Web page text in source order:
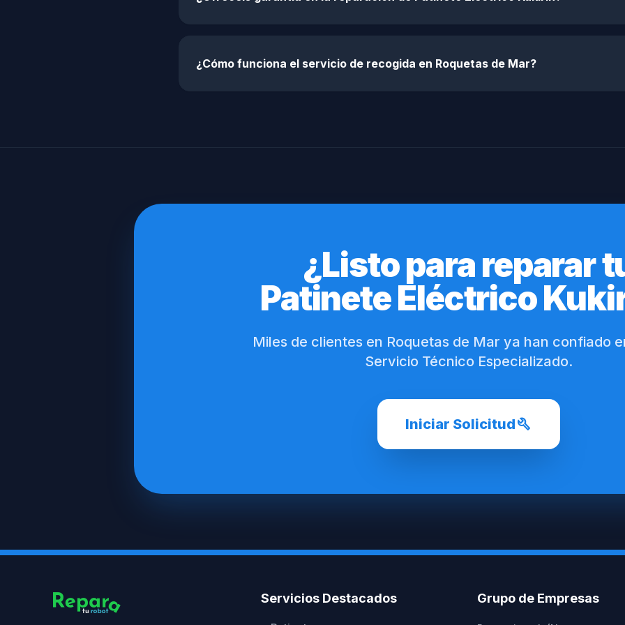
¿Cómo funciona el servicio de recogida en Roquetas de Mar?
¿Listo para reparar
Patinete Eléctrico
Miles de clientes en Roquetas de Mar ya han confiado
Servicio Técnico Especializado.
Iniciar Solicitudbuild
Servicios Destacados Grupo de Empresas